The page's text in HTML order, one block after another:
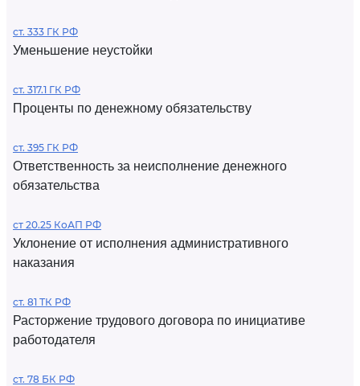
ст. 333 ГК РФ
Уменьшение неустойки
ст. 317.1 ГК РФ
Проценты по денежному обязательству
ст. 395 ГК РФ
Ответственность за неисполнение денежного
обязательства
ст 20.25 КоАП РФ
Уклонение от исполнения административного
наказания
ст. 81 ТК РФ
Расторжение трудового договора по инициативе
работодателя
ст. 78 БК РФ